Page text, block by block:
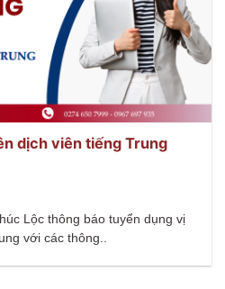
dịch viên tiếng Trung
Lộc thông báo tuyển dụng vị
với các thông..